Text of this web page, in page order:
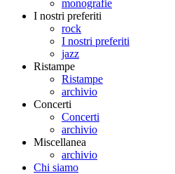
monografie
I nostri preferiti
rock
I nostri preferiti
jazz
Ristampe
Ristampe
archivio
Concerti
Concerti
archivio
Miscellanea
archivio
Chi siamo